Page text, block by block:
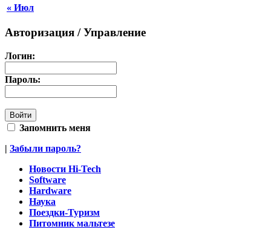
« Июл
Авторизация / Управление
Логин:
Пароль:
Запомнить меня
| Забыли пароль?
Новости Hi-Tech
Software
Hardware
Наука
Поездки-Туризм
Питомник мальтезе